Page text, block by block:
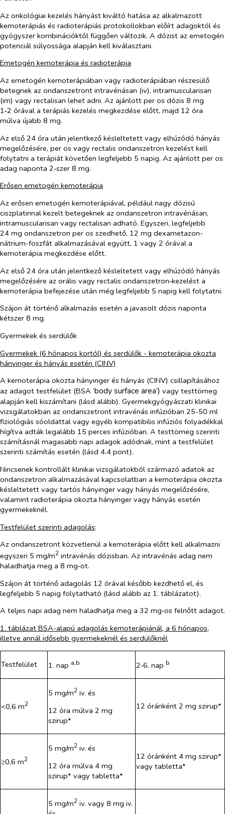
Az onkológiai kezelés hányást kiváltó hatása az alkalmazott
kemoterápiás és radioterápiás protokollokban előírt adagoktól és
gyógyszer kombinációktól függően változik. A dózist az emetogén
potenciál súlyossága alapján kell kiválasztani.
Emetogén kemoterápia és radioterápia
Az emetogén kemoterápiában vagy radioterápiában részesülő
betegnek az ondanszetront intravénásan (iv), intramuscularisan
(im) vagy rectalisan lehet adni. Az ajánlott per os dózis 8 mg
1‑2 órával a terápiás kezelés megkezdése előtt, majd 12 óra
múlva újabb 8 mg.
Az első 24 óra után jelentkező késleltetett vagy elhúzódó hányás
megelőzésére, per os vagy rectalis ondanszetron kezelést kell
folytatni a terápiát követően legfeljebb 5 napig. Az ajánlott per os
adag naponta 2‑szer 8 mg.
Erősen emetogén kemoterápia
Az erősen emetogén kemoterápiával, például nagy dózisú
ciszplatinnal kezelt betegeknek az ondanszetron intravénásan,
intramuscularisan vagy rectalisan adható. Egyszeri, legfeljebb
24 mg ondanszetron per os szedhető, 12 mg dexametazon-
nátrium-foszfát alkalmazásával együtt, 1 vagy 2 órával a
kemoterápia megkezdése előtt.
Az első 24 óra után jelentkező késleltetett vagy elhúzódó hányás
megelőzésére az orális vagy rectalis ondanszetron‑kezelést a
kemoterápia befejezése után még legfeljebb 5 napig kell folytatni.
Szájon át történő alkalmazás esetén a javasolt dózis naponta
kétszer 8 mg.
Gyermekek és serdülők
Gyermekek (6 hónapos kortól) és serdülők - kemoterápia okozta
hányinger és hányás esetén (CINV)
A kemoterápia okozta hányinger és hányás (CINV) csillapításához
az adagot testfelület (BSA ’body surface area’) vagy testtömeg
alapján kell kiszámítani (lásd alább). Gyermekgyógyászati klinikai
vizsgálatokban az ondanszetront intravénás infúzióban 25-50 ml
fiziológiás sóoldattal vagy egyéb kompatibilis infúziós folyadékkal
hígítva adták legalább 15 perces infúzióban. A testtömeg szerinti
számításnál magasabb napi adagok adódnak, mint a testfelület
szerinti számítás esetén (lásd 4.4 pont).
Nincsenek kontrollált klinikai vizsgálatokból származó adatok az
ondanszetron alkalmazásával kapcsolatban a kemoterápia okozta
késleltetett vagy tartós hányinger vagy hányás megelőzésére,
valamint radioterápia okozta hányinger vagy hányás esetén
gyermekeknél.
Testfelület szerinti adagolás:
Az ondanszetront közvetlenül a kemoterápia előtt kell alkalmazni
egyszeri 5 mg/m2 intravénás dózisban. Az intravénás adag nem
haladhatja meg a 8 mg‑ot.
Szájon át történő adagolás 12 órával később kezdhető el, és
legfeljebb 5 napig folytatható (lásd alább az 1. táblázatot).
A teljes napi adag nem haladhatja meg a 32 mg‑os felnőtt adagot.
1. táblázat BSA-alapú adagolás kemoterápiánál, a 6 hónapos,
illetve annál idősebb gyermekeknél és serdülőknél
Testfelület 1. nap a,b 2‑6. nap b
<0,6 m2
5 mg/m2 iv. és
12 óra múlva 2 mg
szirup*
12 óránként 2 mg szirup*
≥0,6 m2
5 mg/m2 iv. és
12 óra múlva 4 mg
szirup* vagy tabletta*
12 óránként 4 mg szirup*
vagy tabletta*
5 mg/m2 iv. vagy 8 mg iv.